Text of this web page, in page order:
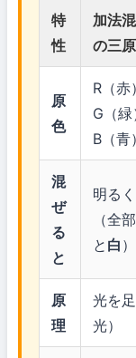
特
性
加法
の三原
原
色
R（赤
G（緑
B（青）
混
ぜ
る
と
明る
（全
と 白 ）
原
理
光を
光）